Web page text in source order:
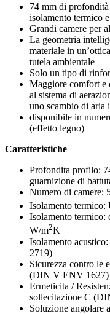
74 mm di
isolamento termico
Grandi camere per
La geometria
materiale in
tutela ambientale
Solo un tipo di
Maggiore comfort e
al sistema di
uno scambio di aria
disponibile in
(effetto legno)
Caratteristiche
Profondita profilo:
guarnizione di
Numero di camere:
Isolamento
Isolamento
W/m2K
Isolamento
2719)
Sicurezza contro le
(DIN V ENV 1627)
Ermeticita /
sollecitazione C
Soluzione angolare